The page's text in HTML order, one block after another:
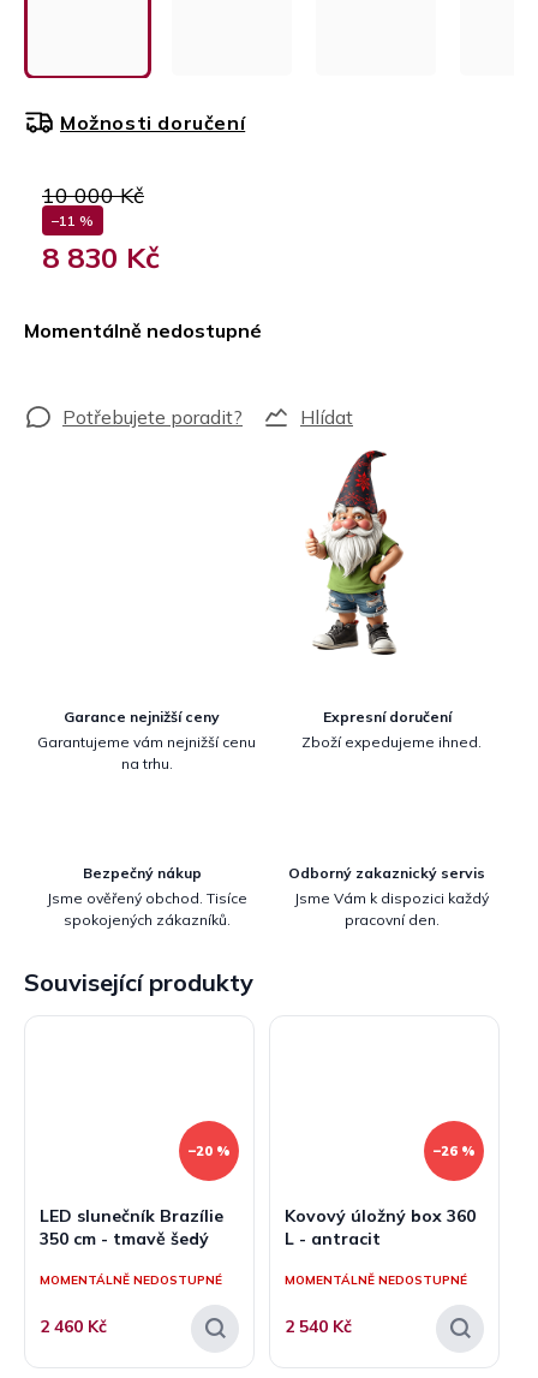
10 000 Kč
–11 %
8 830 Kč
Momentálně nedostupné
Možnosti doručení
Hlídat
Garance nejnižší ceny
Garantujeme vám nejnižší cenu
na trhu.
Expresní doručení
Zboží expedujeme ihned.
Bezpečný nákup
Jsme ověřený obchod. Tisíce
spokojených zákazníků.
Odborný zakaznický servis
Jsme Vám k dispozici každý
pracovní den.
Související produkty
–20 %
LED slunečník Brazílie
350 cm - tmavě šedý
MOMENTÁLNĚ NEDOSTUPNÉ
2 460 Kč
–26 %
Kovový úložný box 360
L - antracit
MOMENTÁLNĚ NEDOSTUPNÉ
2 540 Kč